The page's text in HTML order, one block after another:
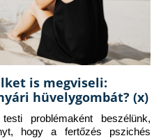
is megviseli:
hüvelygombát? (x)
problémaként beszélünk,
hogy a fertőzés pszichés